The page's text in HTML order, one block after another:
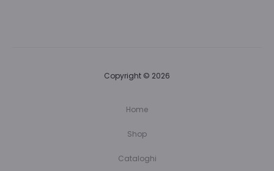
Copyright © 2026
Home
Shop
Cataloghi